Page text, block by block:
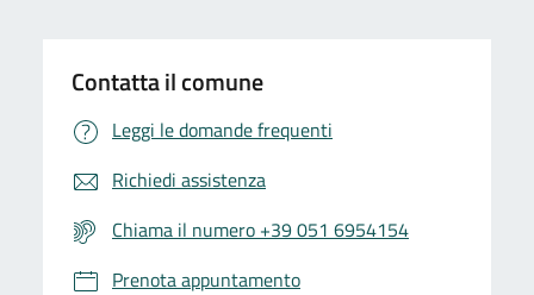
Contatta il comune
Leggi le domande frequenti
Richiedi assistenza
Chiama il numero +39 051 6954154
Prenota appuntamento